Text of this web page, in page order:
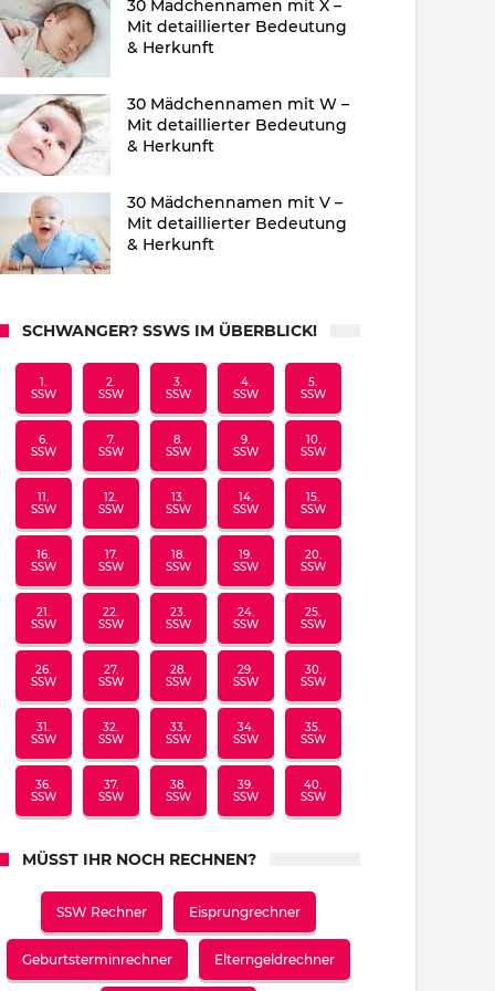
30 Mädchennamen mit X –
Mit detaillierter Bedeutung
& Herkunft
30 Mädchennamen mit W –
Mit detaillierter Bedeutung
& Herkunft
30 Mädchennamen mit V –
Mit detaillierter Bedeutung
& Herkunft
SCHWANGER? SSWS IM ÜBERBLICK!
1.
SSW
2.
SSW
3.
SSW
4.
SSW
5.
SSW
6.
SSW
7.
SSW
8.
SSW
9.
SSW
10.
SSW
11.
SSW
12.
SSW
13.
SSW
14.
SSW
15.
SSW
16.
SSW
17.
SSW
18.
SSW
19.
SSW
20.
SSW
21.
SSW
22.
SSW
23.
SSW
24.
SSW
25.
SSW
26.
SSW
27.
SSW
28.
SSW
29.
SSW
30.
SSW
31.
SSW
32.
SSW
33.
SSW
34.
SSW
35.
SSW
36.
SSW
37.
SSW
38.
SSW
39.
SSW
40.
SSW
MÜSST IHR NOCH RECHNEN?
SSW Rechner Eisprungrechner
Geburtsterminrechner Elterngeldrechner